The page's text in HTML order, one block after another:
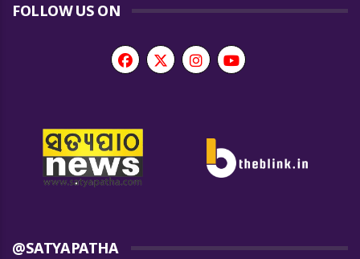
FOLLOW US ON
@SATYAPATHA